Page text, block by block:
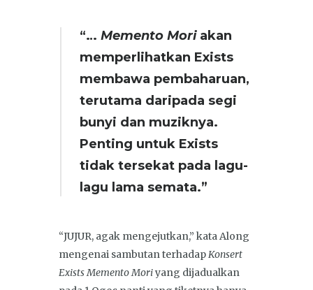
“… Memento Moriakan
memperlihatkan Exists
membawa pembaharuan,
terutama daripada segi
bunyi dan muziknya.
Penting untuk Exists
tidak tersekat pada lagu-
lagu lama semata.”
“JUJUR, agak mengejutkan,” kata Along
mengenai sambutan terhadapKonsert
Exists Memento Moriyang dijadualkan